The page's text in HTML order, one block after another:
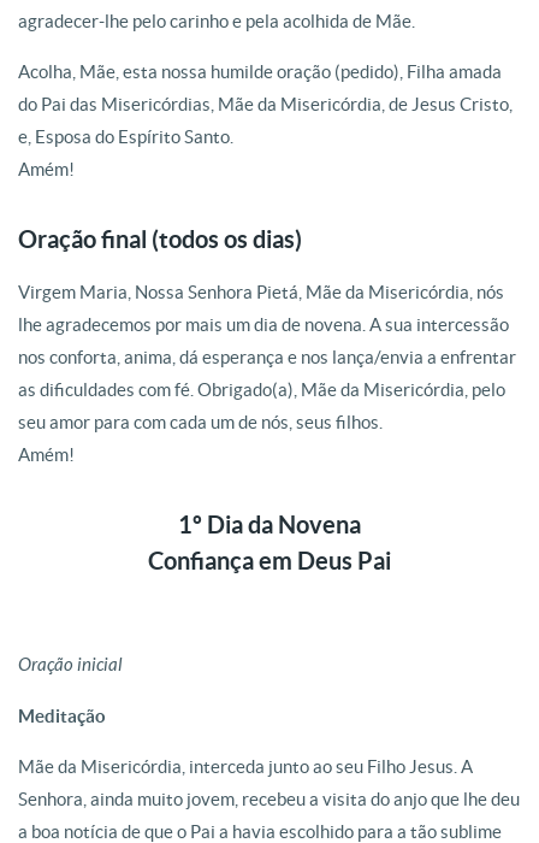
agradecer-lhe pelo carinho e pela acolhida de Mãe.
Acolha, Mãe, esta nossa humilde oração (pedido), Filha amada
do Pai das Misericórdias, Mãe da Misericórdia, de Jesus Cristo,
e, Esposa do Espírito Santo.
Amém!
Oração final (todos os dias)
Virgem Maria, Nossa Senhora Pietá, Mãe da Misericórdia, nós
lhe agradecemos por mais um dia de novena. A sua intercessão
nos conforta, anima, dá esperança e nos lança/envia a enfrentar
as dificuldades com fé. Obrigado(a), Mãe da Misericórdia, pelo
seu amor para com cada um de nós, seus filhos.
Amém!
1º Dia da Novena
Confiança em Deus Pai
Oração inicial
Meditação
Mãe da Misericórdia, interceda junto ao seu Filho Jesus. A
Senhora, ainda muito jovem, recebeu a visita do anjo que lhe deu
a boa notícia de que o Pai a havia escolhido para a tão sublime